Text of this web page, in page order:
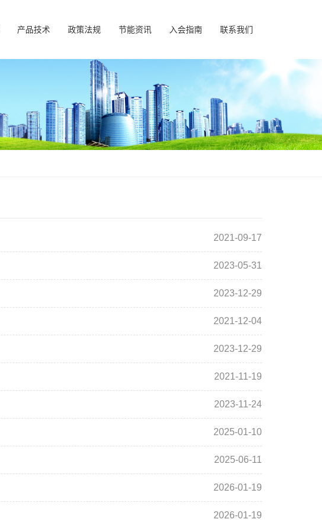
产品技术 政策法规 节能资讯 入会指南 联系我们
2021-09-17
2023-05-31
2023-12-29
2021-12-04
2023-12-29
2021-11-19
2023-11-24
2025-01-10
2025-06-11
2026-01-19
2026-01-19